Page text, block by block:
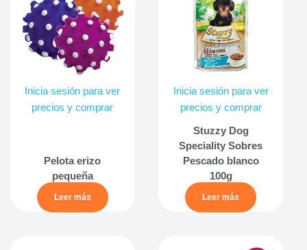
Inicia sesión para ver
precios y comprar
Pelota erizo
pequeña
Leer más
Inicia sesión para ver
precios y comprar
Stuzzy Dog
Speciality Sobres
Pescado blanco
100g
Leer más